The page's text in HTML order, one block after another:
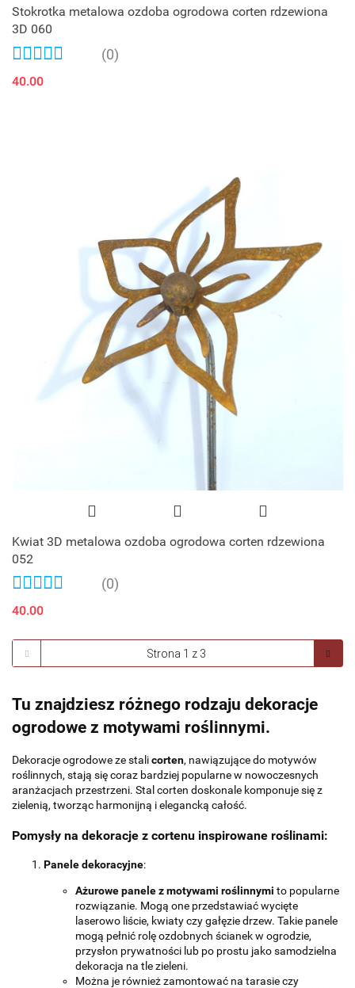
Stokrotka metalowa ozdoba ogrodowa corten rdzewiona
3D 060
(0)
40.00
Kwiat 3D metalowa ozdoba ogrodowa corten rdzewiona
052
(0)
40.00
Tu znajdziesz różnego rodzaju dekoracje
ogrodowe z motywami roślinnymi.
Dekoracje ogrodowe ze stalicorten, nawiązujące do motywów
roślinnych, stają się coraz bardziej popularne w nowoczesnych
aranżacjach przestrzeni. Stal corten doskonale komponuje się z
zielenią, tworząc harmonijną i elegancką całość.
Pomysły na dekoracje z cortenu inspirowane roślinami:
Panele dekoracyjne:
Ażurowe panele z motywami roślinnymi to popularne
rozwiązanie. Mogą one przedstawiać wycięte
laserowo liście, kwiaty czy gałęzie drzew. Takie panele
mogą pełnić rolę ozdobnych ścianek w ogrodzie,
przysłon prywatności lub po prostu jako samodzielna
dekoracja na tle zieleni.
Można je również zamontować na tarasie czy